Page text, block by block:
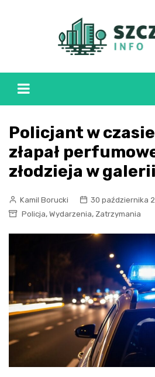
Policjant w
złapał
złodzieja w galerii
Kamil Borucki
30 października
Policja, Wydarzenia, Zatrzymania